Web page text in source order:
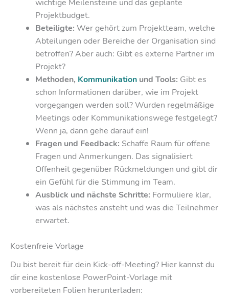
wichtige Meilensteine und das geplante
Projektbudget.
Beteiligte: Wer gehört zum Projektteam, welche
Abteilungen oder Bereiche der Organisation sind
betroffen? Aber auch: Gibt es externe Partner im
Projekt?
Methoden, Kommunikation und Tools: Gibt es
schon Informationen darüber, wie im Projekt
vorgegangen werden soll? Wurden regelmäßige
Meetings oder Kommunikationswege festgelegt?
Wenn ja, dann gehe darauf ein!
Fragen und Feedback: Schaffe Raum für offene
Fragen und Anmerkungen. Das signalisiert
Offenheit gegenüber Rückmeldungen und gibt dir
ein Gefühl für die Stimmung im Team.
Ausblick und nächste Schritte: Formuliere klar,
was als nächstes ansteht und was die Teilnehmer
erwartet.
Kostenfreie Vorlage
Du bist bereit für dein Kick-off-Meeting? Hier kannst du
dir eine kostenlose PowerPoint-Vorlage mit
vorbereiteten Folien herunterladen: